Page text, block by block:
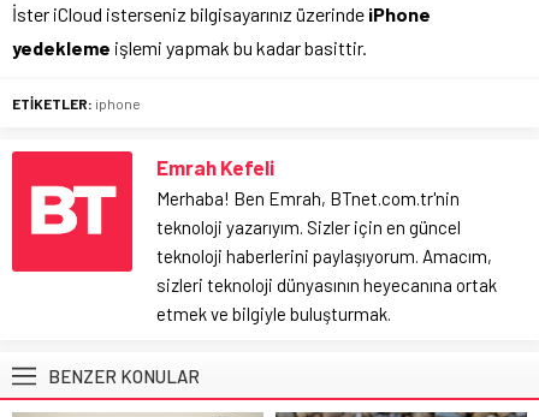
İster iCloud isterseniz bilgisayarınız üzerinde iPhone
yedekleme işlemi yapmak bu kadar basittir.
ETİKETLER: iphone
Emrah Kefeli
Merhaba! Ben Emrah, BTnet.com.tr'nin
teknoloji yazarıyım. Sizler için en güncel
teknoloji haberlerini paylaşıyorum. Amacım,
sizleri teknoloji dünyasının heyecanına ortak
etmek ve bilgiyle buluşturmak.
BENZER KONULAR